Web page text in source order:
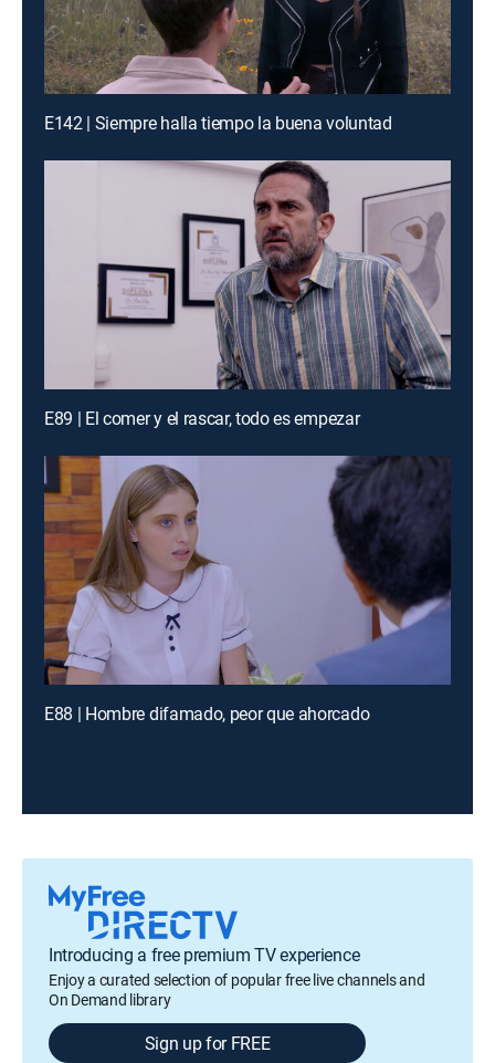
E142 | Siempre halla tiempo la buena voluntad
E89 | El comer y el rascar, todo es empezar
E88 | Hombre difamado, peor que ahorcado
Introducing a free premium TV experience
Enjoy a curated selection of popular free live channels and
On Demand library
Sign up for FREE